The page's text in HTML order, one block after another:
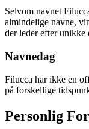
Selvom navnet
almindelige navne,
der leder efter unikke
Navnedag
Filucca har ikke en
på forskellige
Personlig